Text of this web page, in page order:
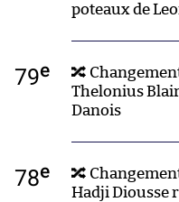
poteaux de
79e
🔀
Thelonius
Danois
78e
🔀
Hadji Diousse